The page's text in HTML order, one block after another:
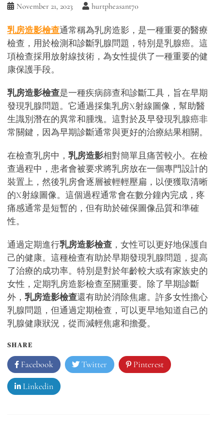
November 21, 2023 hurtpheasant70
乳房造影檢查通常稱為乳房造影，是一種重要的醫療
檢查，用於檢測和診斷乳腺問題，特別是乳腺癌。這
項檢查採用放射線技術，為女性提供了一種重要的健
康保護手段。
乳房造影檢查是一種疾病篩查和診斷工具，旨在早期
發現乳腺問題。它通過採集乳房X射線圖像，幫助醫
生識別潛在的異常和腫塊。這對於及早發現乳腺癌非
常關鍵，因為早期診斷通常與更好的治療結果相關。
在檢查乳房中， 乳房造影相對簡單且痛苦較小。在檢
查過程中，患者會被要求將乳房放在一個專門設計的
裝置上，然後乳房會逐層被輕輕壓扁，以便獲取清晰
的X射線圖像。這個過程通常會在數分鐘內完成，疼
痛感通常是短暫的，但有助於確保圖像品質和準確
性。
通過定期進行乳房造影檢查 ，女性可以更好地保護自
己的健康。這種檢查有助於早期發現乳腺問題，提高
了治療的成功率。特別是對於年齡較大或有家族史的
女性，定期乳房造影檢查至關重要。除了早期診斷
外， 乳房造影檢查還有助於消除焦慮。許多女性擔心
乳腺問題，但通過定期檢查，可以更早地知道自己的
乳腺健康狀況，從而減輕焦慮和擔憂。
SHARE
Facebook Twitter Pinterest
Linkedin